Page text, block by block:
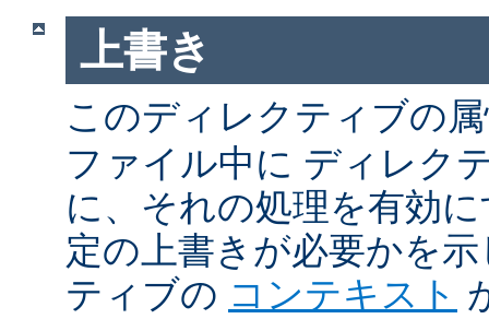
上書き
このディレクティブの
ファイル中に ディレク
に、それの処理を有効
定の上書きが必要かを
ティブの コンテキスト